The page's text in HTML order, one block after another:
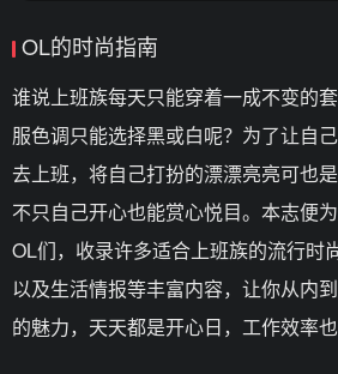
OL的时尚指南
谁说上班族每天只能穿着一成不变的
服色调只能选择黑或白呢？为了让自
去上班，将自己打扮的漂漂亮亮可也
不只自己开心也能赏心悦目。本志便
OL们，收录许多适合上班族的流行时
以及生活情报等丰富内容，让你从内
的魅力，天天都是开心日，工作效率也